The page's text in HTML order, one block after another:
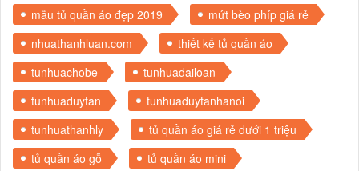
mẫu tủ quần áo đẹp 2019
mứt bèo phíp giá rẻ
nhuathanhluan.com
thiết kế tủ quần áo
tunhuachobe
tunhuadailoan
tunhuaduytan
tunhuaduytanhanoi
tunhuathanhly
tủ quần áo giá rẻ dưới 1 triệu
tủ quần áo gỗ
tủ quần áo mini